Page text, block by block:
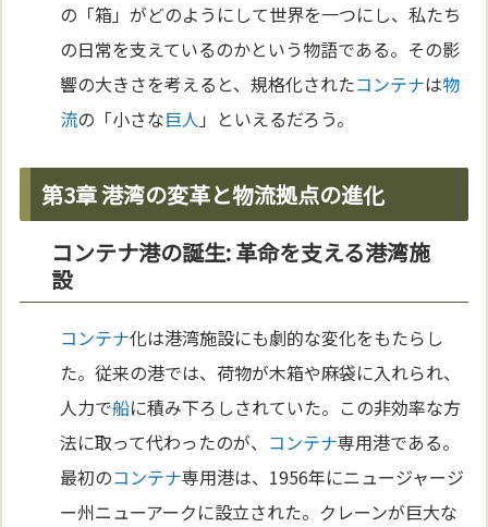
の「箱」がどのようにして世界を一つにし、私たち
の日常を支えているのかという物語である。その影
響の大きさを考えると、規格化されたコンテナは物
流の「小さな巨人 」といえるだろう。
第3章 港湾の変革と物流拠点の進化
コンテナ港の誕生: 革命を支える港湾施
設
コンテナ化は港湾施設にも劇的な変化をもたらし
た。従来の港では、荷物が木箱や麻袋に入れられ、
人力で船に積み下ろしされていた。この非効率な方
法に取って代わったのが、 コンテナ専用港である。
最初のコンテナ専用港は、1956年にニュージャージ
ー州ニューアークに設立された。クレーンが巨大な